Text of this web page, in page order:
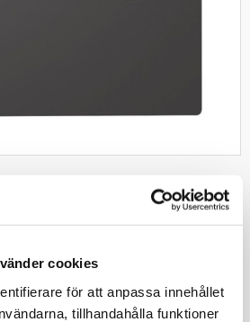
cookies
för att anpassa innehållet
tillhandahålla funktioner
TV sv
TV. Svart